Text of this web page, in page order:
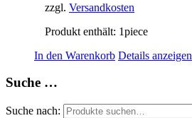
zzgl. Versandkosten
Produkt enthält: 1piece
In den Warenkorb Details anzeigen
Suche …
Suche nach: